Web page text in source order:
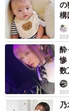
の
構
酔
惨
数